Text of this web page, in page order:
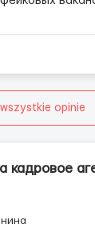
opinie
кадровое